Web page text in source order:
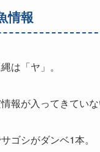
情報
は「ヤ」。
報が入ってきてい
ゴシがダンベ1本。